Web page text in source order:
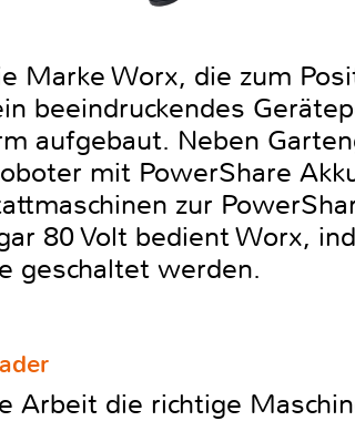
Marke Worx, die zum
beeindruckendes
aufgebaut. Neben
mit PowerShare
zur
80 Volt bedient Worx,
geschaltet werden.
Arbeit die richtige